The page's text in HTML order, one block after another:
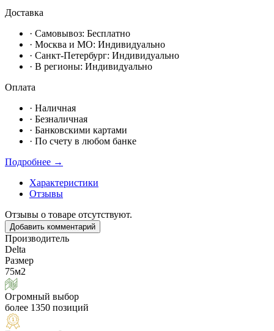
Доставка
· Самовывоз: Бесплатно
· Москвa и МО: Индивидуально
· Санкт-Петербург: Индивидуально
· В регионы: Индивидуально
Оплата
· Наличная
· Безналичная
· Банковскими картами
· По счету в любом банке
Подробнее →
Характеристики
Отзывы
Отзывы о товаре отсутствуют.
Добавить комментарий
Производитель
Delta
Размер
75м2
Огромный выбор
более 1350 позиций